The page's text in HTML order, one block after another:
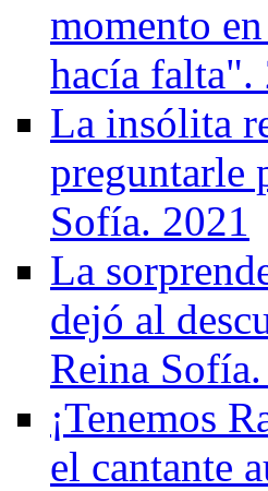
momento
hacía falta".
La insólita
preguntarle
Sofía. 2021
La
dejó al
Reina
¡Tenemos
el cantante